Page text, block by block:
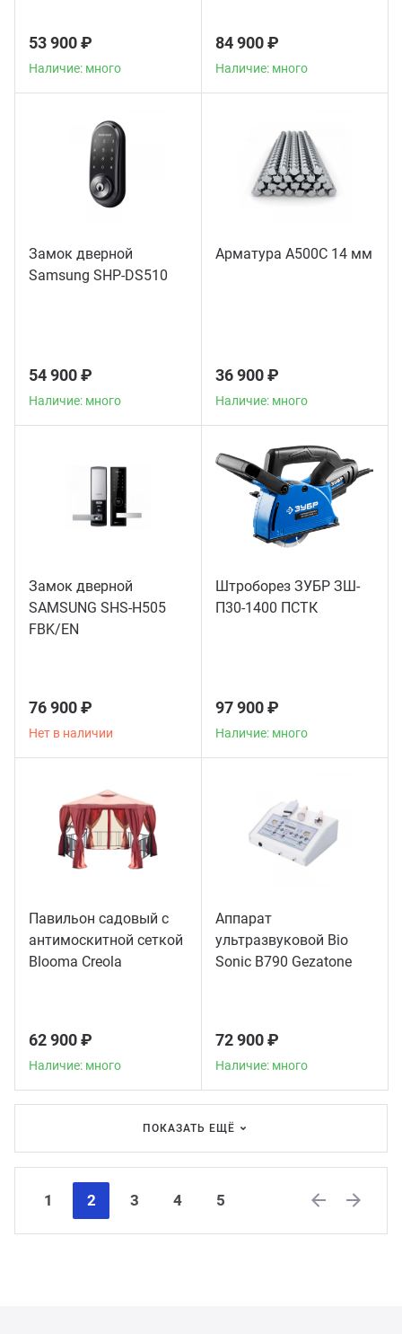
53 900 ₽
Наличие: много
84 900 ₽
Наличие: много
Замок дверной
Samsung SHP-DS510
54 900 ₽
Наличие: много
Арматура А500С 14 мм
36 900 ₽
Наличие: много
Замок дверной
SAMSUNG SHS-H505
FBK/EN
76 900 ₽
Нет в наличии
Штроборез ЗУБР ЗШ-
П30-1400 ПСТК
97 900 ₽
Наличие: много
Павильон садовый с
антимоскитной сеткой
Blooma Creola
62 900 ₽
Наличие: много
Аппарат
ультразвуковой Bio
Sonic B790 Gezatone
72 900 ₽
Наличие: много
ПОКАЗАТЬ ЕЩЁ
1 2 3 4
5